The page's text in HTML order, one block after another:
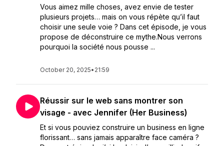
Vous aimez mille choses, avez envie de tester
plusieurs projets… mais on vous répète qu’il faut
choisir une seule voie ? Dans cet épisode, je vous
propose de déconstruire ce mythe.Nous verrons
pourquoi la société nous pousse ...
October 20, 2025• 21:59
Réussir sur le web sans montrer son
visage - avec Jennifer (Her Business)
Et si vous pouviez construire un business en ligne
florissant… sans jamais apparaître face caméra ?